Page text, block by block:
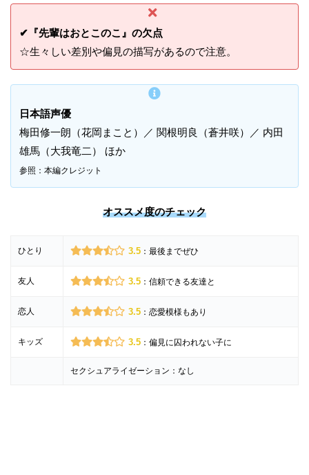
✔『先輩はおとこのこ』の欠点
☆生々しい差別や偏見の描写があるので注意。
日本語声優
梅田修一朗（花岡まこと）／ 関根明良（蒼井咲）／ 内田
雄馬（大我竜二） ほか
参照：本編クレジット
オススメ度のチェック
ひとり 3.5：最後までぜひ
友人 3.5：信頼できる友達と
恋人 3.5：恋愛模様もあり
キッズ 3.5：偏見に囚われない子に
セクシュアライゼーション：なし